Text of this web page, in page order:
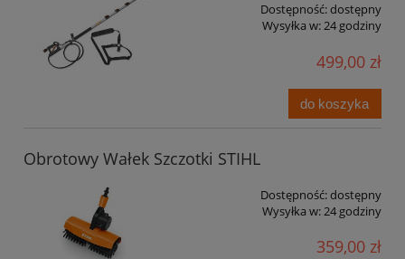
Dostępność:dostępny
Wysyłka w:24 godziny
499,00 zł
do koszyka
Obrotowy Wałek Szczotki STIHL
Dostępność:dostępny
Wysyłka w:24 godziny
359,00 zł